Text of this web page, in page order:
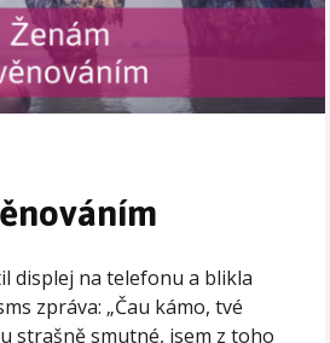
displej na telefonu a blikla
zpráva: „Čau kámo, tvé
strašně smutné, jsem z toho